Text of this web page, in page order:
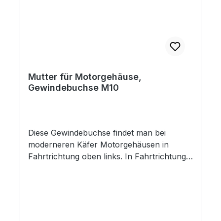
Mutter für Motorgehäuse,
Gewindebuchse M10
Diese Gewindebuchse findet man bei
moderneren Käfer Motorgehäusen in
Fahrtrichtung oben links. In Fahrtrichtung